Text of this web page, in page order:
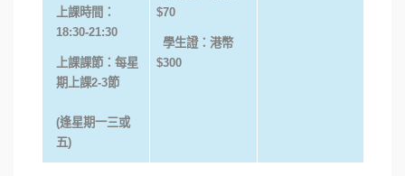
上課時間：
18:30-21:30
上課課節：每星
期上課2-3節
(逢星期一三或
五)
$70
學生證：港幣
$300